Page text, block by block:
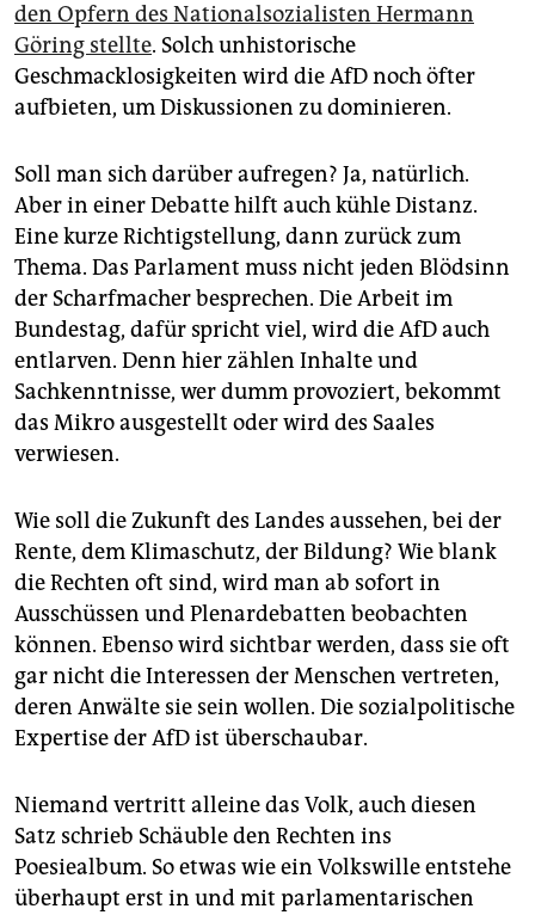
den Opfern des Nationalsozialisten Hermann
Göring stellte. Solch unhistorische
Geschmacklosigkeiten wird die AfD noch öfter
aufbieten, um Diskussionen zu dominieren.
Soll man sich darüber aufregen? Ja, natürlich.
Aber in einer Debatte hilft auch kühle Distanz.
Eine kurze Richtigstellung, dann zurück zum
Thema. Das Parlament muss nicht jeden Blödsinn
der Scharfmacher besprechen. Die Arbeit im
Bundestag, dafür spricht viel, wird die AfD auch
entlarven. Denn hier zählen Inhalte und
Sachkenntnisse, wer dumm provoziert, bekommt
das Mikro ausgestellt oder wird des Saales
verwiesen.
Wie soll die Zukunft des Landes aussehen, bei der
Rente, dem Klimaschutz, der Bildung? Wie blank
die Rechten oft sind, wird man ab sofort in
Ausschüssen und Plenardebatten beobachten
können. Ebenso wird sichtbar werden, dass sie oft
gar nicht die Interessen der Menschen vertreten,
deren Anwälte sie sein wollen. Die sozialpolitische
Expertise der AfD ist überschaubar.
Niemand vertritt alleine das Volk, auch diesen
Satz schrieb Schäuble den Rechten ins
Poesiealbum. So etwas wie ein Volkswille entstehe
überhaupt erst in und mit parlamentarischen